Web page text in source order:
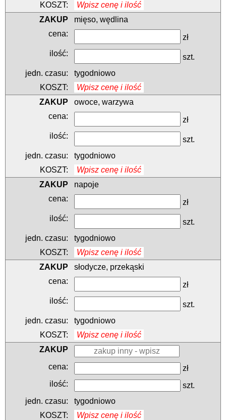
Wpisz cenę i ilość
mięso, wędlina
zł
szt.
tygodniowo
Wpisz cenę i ilość
owoce, warzywa
zł
szt.
tygodniowo
Wpisz cenę i ilość
napoje
zł
szt.
tygodniowo
Wpisz cenę i ilość
słodycze, przekąski
zł
szt.
tygodniowo
Wpisz cenę i ilość
zł
szt.
tygodniowo
Wpisz cenę i ilość